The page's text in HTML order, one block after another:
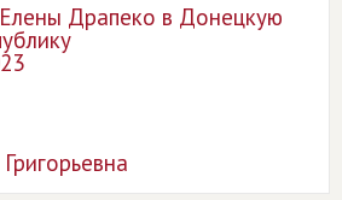
Драпеко в Донецкую